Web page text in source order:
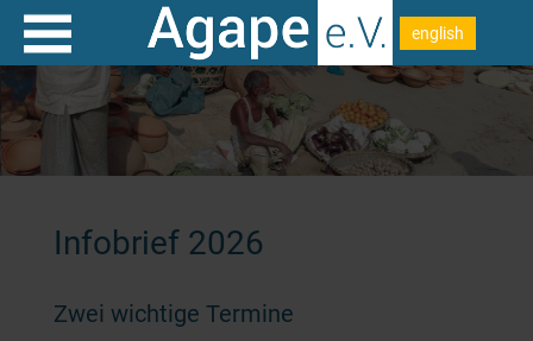
english
Infobrief 2026
Zwei wichtige Termine